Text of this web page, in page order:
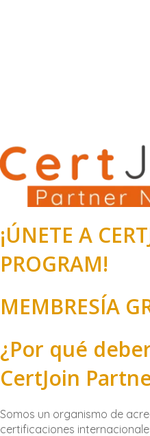
¡ÚNETE A
PROGRAM!
MEMBRESÍA
¿Por qué
CertJoin
Somos un organismo de
certificaciones